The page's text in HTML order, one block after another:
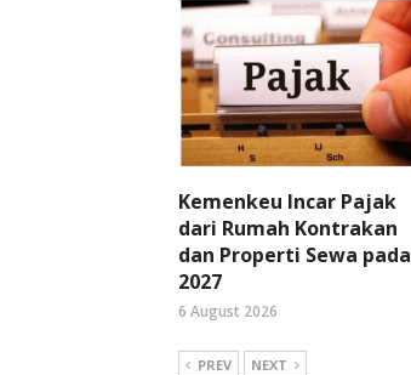
Kemenkeu Incar Pajak
dari Rumah Kontrakan
dan Properti Sewa pada
2027
6 August 2026
PREV NEXT